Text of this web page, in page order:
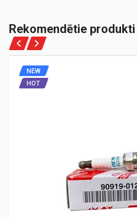
Rekomendētie produkti
NEW
HOT